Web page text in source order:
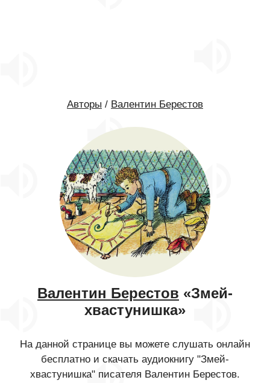
Авторы / Валентин Берестов
Валентин Берестов «Змей-
хвастунишка»
На данной странице вы можете слушать онлайн
бесплатно и скачать аудиокнигу "Змей-
хвастунишка" писателя Валентин Берестов.